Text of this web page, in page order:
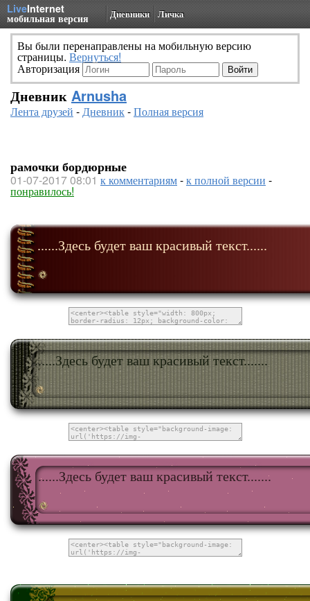
LiveInternet
мобильная версия Дневники Личка
Вы были перенаправлены на мобильную версию
страницы. Вернуться!
Авторизация
Дневник Arnusha
Лента друзей -Дневник-Полная версия
рамочки бордюрные
01-07-2017 08:01 к комментариям-к полной версии -
понравилось!
......Здесь будет ваш красивый текст......
......Здесь будет ваш красивый текст.......
......Здесь будет ваш красивый текст.......